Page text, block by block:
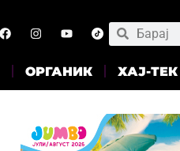
ОРГАНИК ХАЈ-ТЕК